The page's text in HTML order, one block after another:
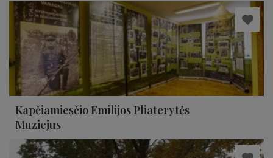
Kapčiamiesčio Emilijos Pliaterytės
Muziejus